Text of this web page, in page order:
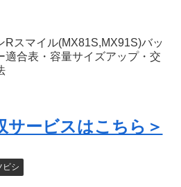
Rスマイル(MX81S,MX91S)バッ
適合表・容量サイズアップ・交
サービスはこちら＞
ビシ